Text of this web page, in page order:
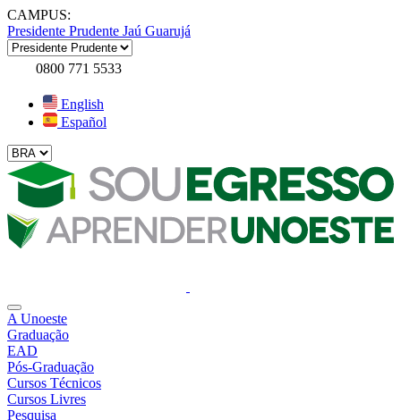
CAMPUS:
Presidente Prudente Jaú Guarujá
0800 771 5533
English
Español
A Unoeste
Graduação
EAD
Pós-Graduação
Cursos Técnicos
Cursos Livres
Pesquisa